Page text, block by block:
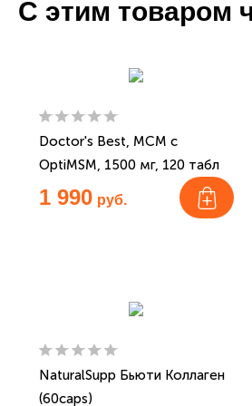
С этим товаром
Doctor's Best, МСМ с
OptiMSM, 1500 мг, 120 табл
1 990 руб.
NaturalSupp Бьюти Коллаген
(60caps)